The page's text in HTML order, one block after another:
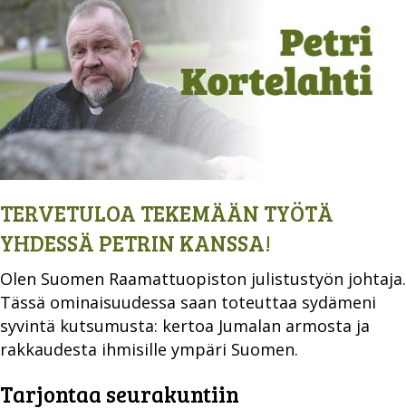
TERVETULOA TEKEMÄÄN TYÖTÄ
YHDESSÄ PETRIN KANSSA!
Olen Suomen Raamattuopiston julistustyön johtaja.
Tässä ominaisuudessa saan toteuttaa sydämeni
syvintä kutsumusta: kertoa Jumalan armosta ja
rakkaudesta ihmisille ympäri Suomen.
Tarjontaa seurakuntiin